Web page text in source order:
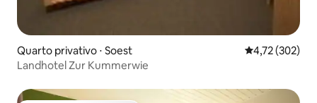
Quarto privativo ⋅ Soest 4,72 de uma
4,72 (302)
Landhotel Zur Kummerwie